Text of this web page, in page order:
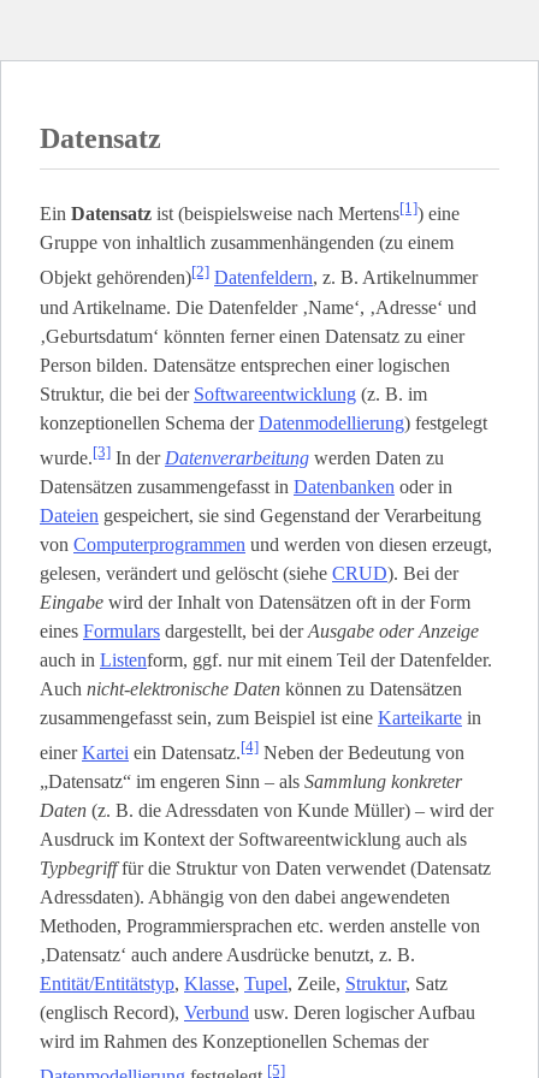
Datensatz
Ein Datensatz ist (beispielsweise nach Mertens[1]) eine
Gruppe von inhaltlich zusammenhängenden (zu einem
Objekt gehörenden)[2] Datenfeldern, z. B. Artikelnummer
und Artikelname. Die Datenfelder ‚Name‘, ‚Adresse‘ und
‚Geburtsdatum‘ könnten ferner einen Datensatz zu einer
Person bilden. Datensätze entsprechen einer logischen
Struktur, die bei der Softwareentwicklung (z. B. im
konzeptionellen Schema derDatenmodellierung) festgelegt
wurde.[3] In der Datenverarbeitung werden Daten zu
Datensätzen zusammengefasst in Datenbanken oder in
Dateien gespeichert, sie sind Gegenstand der Verarbeitung
von Computerprogrammen und werden von diesen erzeugt,
gelesen, verändert und gelöscht (siehe CRUD). Bei der
Eingabe wird der Inhalt von Datensätzen oft in der Form
eines Formulars dargestellt, bei derAusgabe oder Anzeige
auch in Listen­form, ggf. nur mit einem Teil der Datenfelder.
Auch nicht-elektronische Daten können zu Datensätzen
zusammengefasst sein, zum Beispiel ist eine Karteikarte in
einerKartei ein Datensatz.[4] Neben der Bedeutung von
„Datensatz“ im engeren Sinn – als Sammlung konkreter
Daten (z. B. die Adressdaten von Kunde Müller) – wird der
Ausdruck im Kontext der Softwareentwicklung auch als
Typbegrifffür die Struktur von Daten verwendet (Datensatz
Adressdaten). Abhängig von den dabei angewendeten
Methoden, Programmiersprachen etc. werden anstelle von
‚Datensatz‘ auch andere Ausdrücke benutzt, z. B.
Entität/Entitätstyp, Klasse, Tupel, Zeile, Struktur, Satz
(englisch Record), Verbund usw. Deren logischer Aufbau
wird im Rahmen des Konzeptionellen Schemas der
[5]